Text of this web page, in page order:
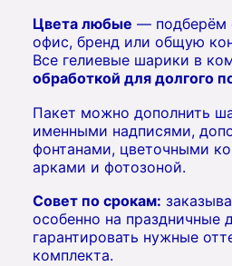
Цвета любые — подберём
офис, бренд или общую
Все гелиевые шарики в
обработкой для долгого
Пакет можно дополнить
именными надписями,
фонтанами, цветочными
арками и фотозоной.
Совет по срокам:
особенно на праздничные
гарантировать нужные
комплекта.